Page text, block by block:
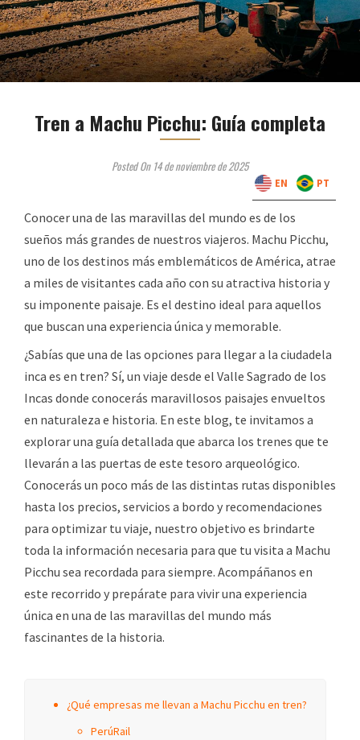
Tren a Machu Picchu: Guía completa
Posted On 14 de noviembre de 2025
Conocer una de las maravillas del mundo es de los
sueños más grandes de nuestros viajeros. Machu Picchu,
uno de los destinos más emblemáticos de América, atrae
a miles de visitantes cada año con su atractiva historia y
su imponente paisaje. Es el destino ideal para aquellos
que buscan una experiencia única y memorable.
¿Sabías que una de las opciones para llegar a la ciudadela
inca es en tren? Sí, un viaje desde el Valle Sagrado de los
Incas donde conocerás maravillosos paisajes envueltos
en naturaleza e historia. En este blog, te invitamos a
explorar una guía detallada que abarca los trenes que te
llevarán a las puertas de este tesoro arqueológico.
Conocerás un poco más de las distintas rutas disponibles
hasta los precios, servicios a bordo y recomendaciones
para optimizar tu viaje, nuestro objetivo es brindarte
toda la información necesaria para que tu visita a Machu
Picchu sea recordada para siempre. Acompáñanos en
este recorrido y prepárate para vivir una experiencia
única en una de las maravillas del mundo más
fascinantes de la historia.
¿Qué empresas me llevan a Machu Picchu en tren?
PerúRail
EN PT